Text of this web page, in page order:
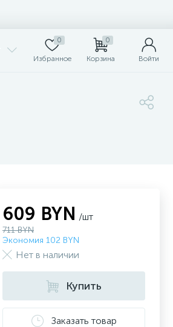
0
Избранное
0
Корзина Войти
609 BYN /шт
711 BYN
Экономия 102 BYN
Нет в наличии
Купить
Заказать товар